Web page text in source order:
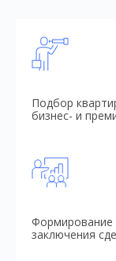
Подбор
бизнес- и
Формирование
заключения